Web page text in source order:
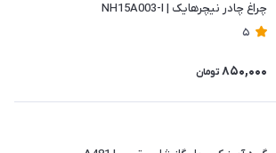
چراغ چادر نیچرهایک | NH15A003-I
5
850,000 تومان